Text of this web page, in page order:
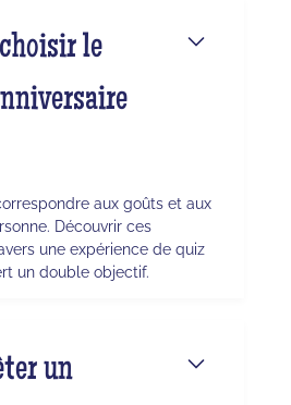
le
aux goûts et aux
Découvrir ces
une expérience de quiz
un double objectif.
un